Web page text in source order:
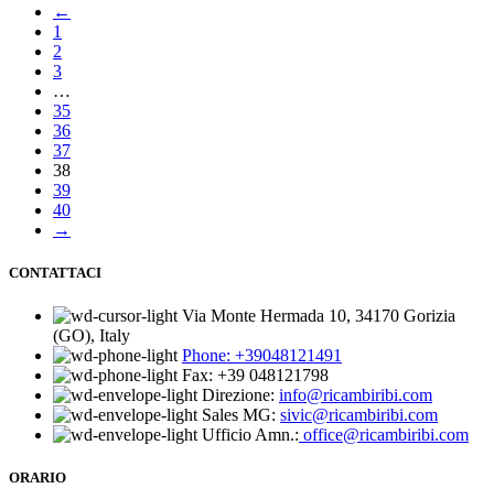
←
1
2
3
…
35
36
37
38
39
40
→
CONTATTACI
Via Monte Hermada 10, 34170 Gorizia
(GO), Italy
Phone: +39048121491
Fax: +39 048121798
Direzione: info@ricambiribi.com
Sales MG: sivic@ricambiribi.com
Ufficio Amn.: office@ricambiribi.com
ORARIO